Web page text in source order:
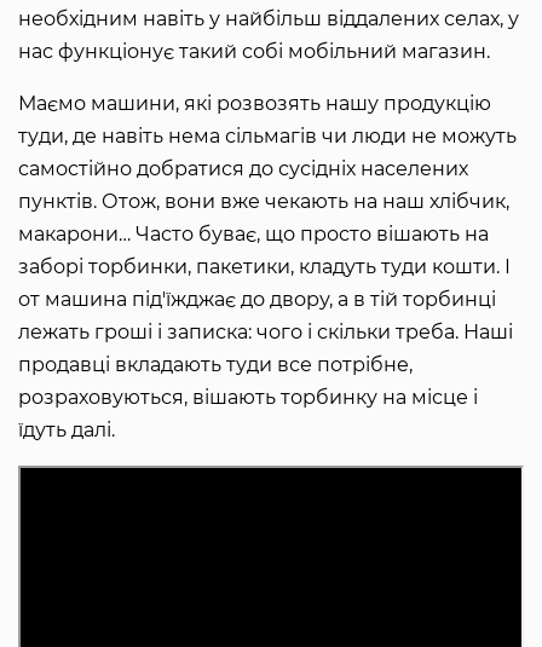
необхідним навіть у найбільш віддалених селах, у
нас функціонує такий собі мобільний магазин.
Маємо машини, які розвозять нашу продукцію
туди, де навіть нема сільмагів чи люди не можуть
самостійно добратися до сусідніх населених
пунктів. Отож, вони вже чекають на наш хлібчик,
макарони… Часто буває, що просто вішають на
заборі торбинки, пакетики, кладуть туди кошти. І
от машина під'їжджає до двору, а в тій торбинці
лежать гроші і записка: чого і скільки треба. Наші
продавці вкладають туди все потрібне,
розраховуються, вішають торбинку на місце і
їдуть далі.